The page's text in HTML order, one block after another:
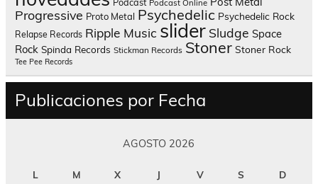
Podcast Online
Progressive Proto Metal Psychedelic Psychedelic Rock
Relapse Records Ripple Music slider Sludge Space
Rock Spinda Records Stickman Records Stoner Stoner Rock
Tee Pee Records
Publicaciones por Fecha
AGOSTO 2026
L M X J V S D